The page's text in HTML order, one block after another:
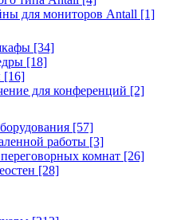
для мониторов Antall [1]
[34]
[18]
[16]
для конференций [2]
[57]
работы [3]
комнат [26]
[28]